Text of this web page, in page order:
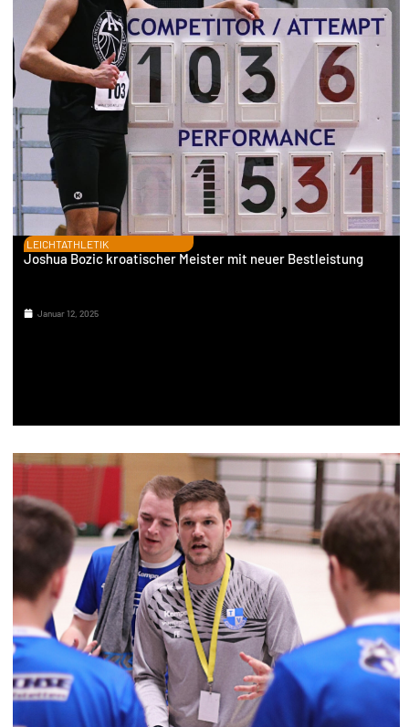
LEICHTATHLETIK
Joshua Bozic kroatischer Meister mit neuer Bestleistung
Januar 12, 2025